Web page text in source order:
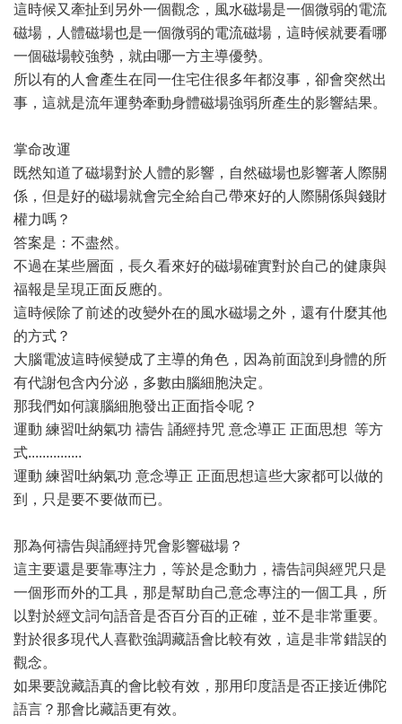
這時候又牽扯到另外一個觀念，風水磁場是一個微弱的電流
磁場，人體磁場也是一個微弱的電流磁場，這時候就要看哪
一個磁場較強勢，就由哪一方主導優勢。
所以有的人會產生在同一住宅住很多年都沒事，卻會突然出
事，這就是流年運勢牽動身體磁場強弱所產生的影響結果。
掌命改運
既然知道了磁場對於人體的影響，自然磁場也影響著人際關
係，但是好的磁場就會完全給自己帶來好的人際關係與錢財
權力嗎？
答案是：不盡然。
不過在某些層面，長久看來好的磁場確實對於自己的健康與
福報是呈現正面反應的。
這時候除了前述的改變外在的風水磁場之外，還有什麼其他
的方式？
大腦電波這時候變成了主導的角色，因為前面說到身體的所
有代謝包含內分泌，多數由腦細胞決定。
那我們如何讓腦細胞發出正面指令呢？
運動 練習吐納氣功 禱告 誦經持咒 意念導正 正面思想 等方
式...............
運動 練習吐納氣功 意念導正 正面思想這些大家都可以做的
到，只是要不要做而已。
那為何禱告與誦經持咒會影響磁場？
這主要還是要靠專注力，等於是念動力，禱告詞與經咒只是
一個形而外的工具，那是幫助自己意念專注的一個工具，所
以對於經文詞句語音是否百分百的正確，並不是非常重要。
對於很多現代人喜歡強調藏語會比較有效，這是非常錯誤的
觀念。
如果要說藏語真的會比較有效，那用印度語是否正接近佛陀
語言？那會比藏語更有效。